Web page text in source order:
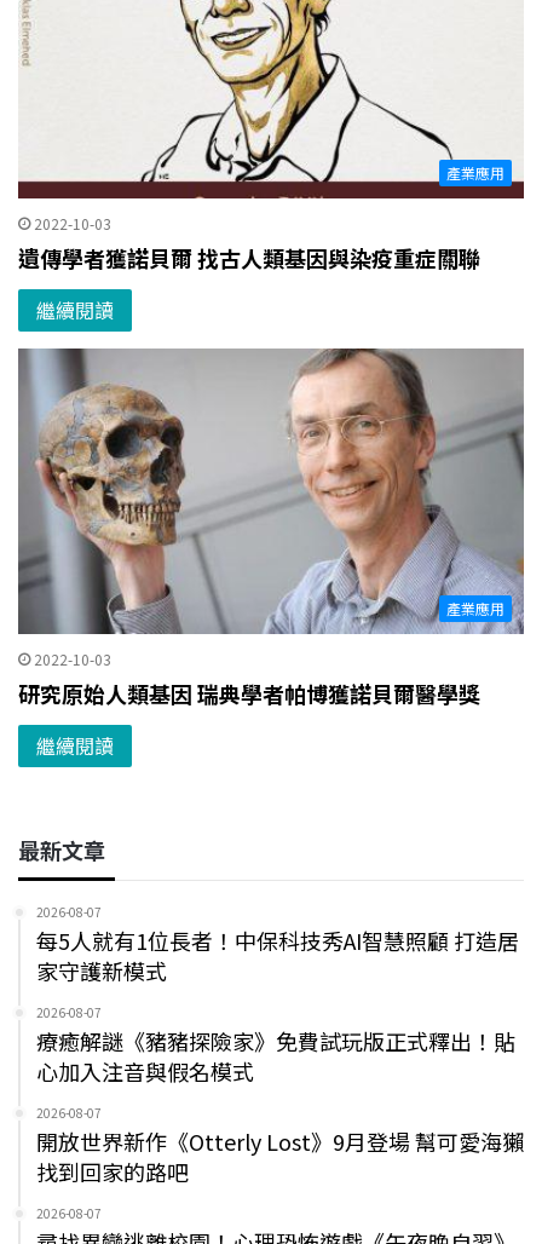
產業應用
2022-10-03
遺傳學者獲諾貝爾 找古人類基因與染疫重症關聯
繼續閱讀
產業應用
2022-10-03
研究原始人類基因 瑞典學者帕博獲諾貝爾醫學獎
繼續閱讀
最新文章
2026-08-07
每5人就有1位長者！中保科技秀AI智慧照顧 打造居
家守護新模式
2026-08-07
療癒解謎《豬豬探險家》免費試玩版正式釋出！貼
心加入注音與假名模式
2026-08-07
開放世界新作《Otterly Lost》9月登場 幫可愛海獺
找到回家的路吧
2026-08-07